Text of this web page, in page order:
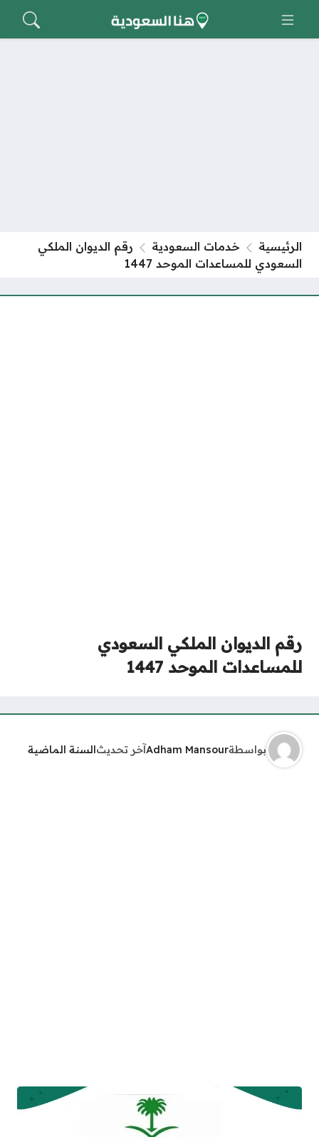
الرئيسية خدمات السعودية
رقم الديوان الملكي
السعودي للمساعدات الموحد 1447
رقم الديوان الملكي السعودي
للمساعدات الموحد 1447
بواسطةAdham Mansourآخر تحديثالسنة الماضية